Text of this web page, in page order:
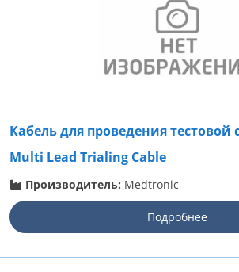
Кабель для проведения
Multi Lead Trialing Cable
Производитель: Medtronic
Подробнее